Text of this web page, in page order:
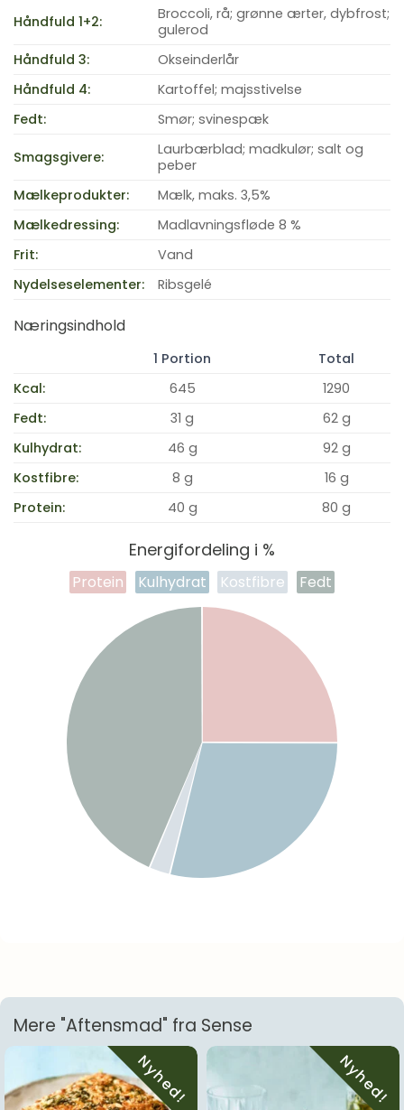
Håndfuld 1+2:
Broccoli, rå; grønne ærter, dybfrost;
gulerod
Håndfuld 3:
Okseinderlår
Håndfuld 4:
Kartoffel; majsstivelse
Fedt:
Smør; svinespæk
Smagsgivere:
Laurbærblad; madkulør; salt og
peber
Mælkeprodukter:
Mælk, maks. 3,5%
Mælkedressing:
Madlavningsfløde 8 %
Frit:
Vand
Nydelseselementer:
Ribsgelé
Næringsindhold
1 Portion
Total
Kcal:
645
1290
Fedt:
31 g
62 g
Kulhydrat:
46 g
92 g
Kostfibre:
8 g
16 g
Protein:
40 g 80 g
Energifordeling i %
Protein Kulhydrat Kostfibre Fedt
Mere "Aftensmad" fra Sense
Nyhed! Nyhed!